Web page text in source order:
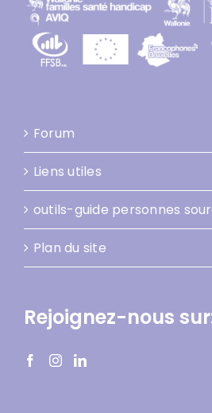
Forum
Liens utiles
outils-guide personnes
Plan du site
Rejoignez-nous